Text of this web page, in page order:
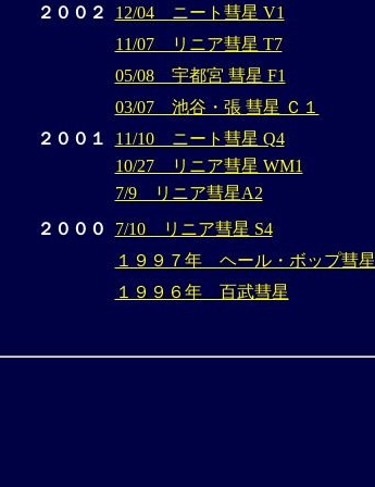
２００２
12/04 ニート彗星 V1
11/07 リニア彗星 T7
05/08 宇都宮 彗星 F1
03/07 池谷・張 彗星 Ｃ１
２００１
11/10 ニート彗星 Q4
10/27 リニア彗星 WM1
7/9 リニア彗星A2
２０００
7/10 リニア彗星 S4
１９９７年 ヘール・ボップ彗星
１９９６年 百武彗星